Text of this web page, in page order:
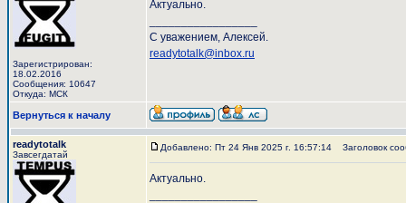
Зарегистрирован:
18.02.2016
Сообщения: 10647
Откуда: МСК
Актуально.
С уважением, Алексей.
readytotalk@inbox.ru
Вернуться к началу
readytotalk
Завсегдатай
Добавлено: Пт 24 Янв 2025 г. 16:57:14 Заголовок
Актуально.